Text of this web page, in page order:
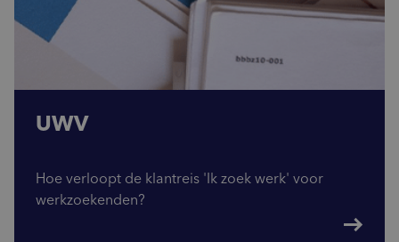
UWV
Hoe verloopt de klantreis 'Ik zoek werk' voor
werkzoekenden?
east